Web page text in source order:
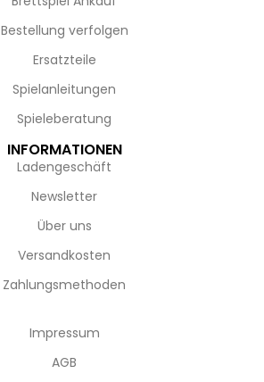
Bestellung verfolgen
Ersatzteile
Spielanleitungen
Spieleberatung
INFORMATIONEN
Ladengeschäft
Newsletter
Über uns
Versandkosten
Zahlungsmethoden
Impressum
AGB